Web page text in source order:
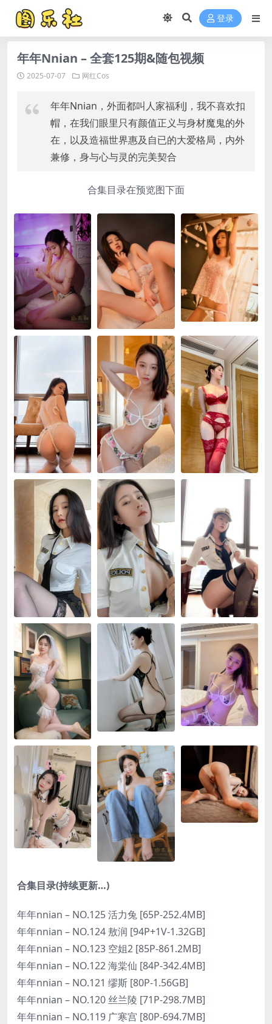
登录
年年Nnian – 全套125期&随包视频
2025-07-07 网红Cos
年年Nnian，外面都叫人家福利J，我不喜欢扣
帽，在我们眼里只有颜值正义与身材魔鬼的外
在，以及造福世界惠及自已的大爱格局，内外
兼修，身与心与灵的完美契合
合集目录在预览图下面
合集目录(持续更新…)
年年nnian – NO.125 活力兔 [65P-252.4MB]
年年nnian – NO.124 敖润 [94P+1V-1.32GB]
年年nnian – NO.123 空姐2 [85P-861.2MB]
年年nnian – NO.122 海棠仙 [84P-342.4MB]
年年nnian – NO.121 缪斯 [80P-1.56GB]
年年nnian – NO.120 丝兰陵 [71P-298.7MB]
年年nnian – NO.119 广寒宫 [80P-694.7MB]